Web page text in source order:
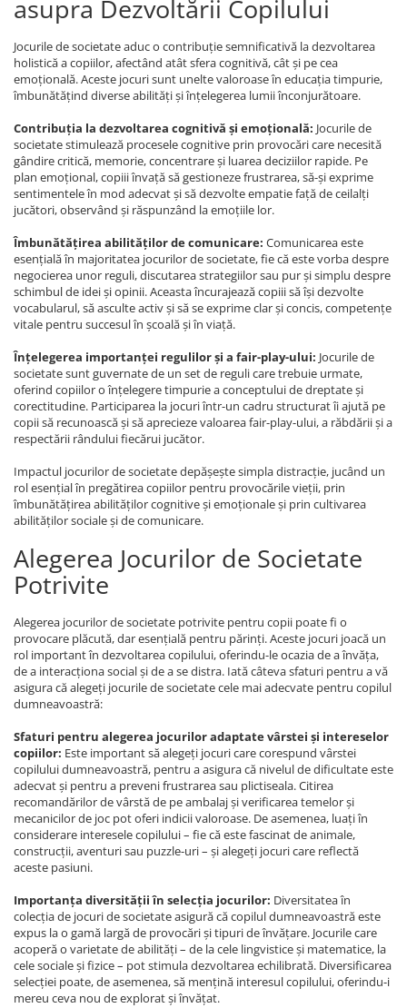
asupra Dezvoltării Copilului
Jocurile de societate aduc o contribuție semnificativă la dezvoltarea
holistică a copiilor, afectând atât sfera cognitivă, cât și pe cea
emoțională. Aceste jocuri sunt unelte valoroase în educația timpurie,
îmbunătățind diverse abilități și înțelegerea lumii înconjurătoare.
Contribuția la dezvoltarea cognitivă și emoțională: Jocurile de
societate stimulează procesele cognitive prin provocări care necesită
gândire critică, memorie, concentrare și luarea deciziilor rapide. Pe
plan emoțional, copiii învață să gestioneze frustrarea, să-și exprime
sentimentele în mod adecvat și să dezvolte empatie față de ceilalți
jucători, observând și răspunzând la emoțiile lor.
Îmbunătățirea abilităților de comunicare: Comunicarea este
esențială în majoritatea jocurilor de societate, fie că este vorba despre
negocierea unor reguli, discutarea strategiilor sau pur și simplu despre
schimbul de idei și opinii. Aceasta încurajează copiii să își dezvolte
vocabularul, să asculte activ și să se exprime clar și concis, competențe
vitale pentru succesul în școală și în viață.
Înțelegerea importanței regulilor și a fair-play-ului: Jocurile de
societate sunt guvernate de un set de reguli care trebuie urmate,
oferind copiilor o înțelegere timpurie a conceptului de dreptate și
corectitudine. Participarea la jocuri într-un cadru structurat îi ajută pe
copii să recunoască și să aprecieze valoarea fair-play-ului, a răbdării și a
respectării rândului fiecărui jucător.
Impactul jocurilor de societate depășește simpla distracție, jucând un
rol esențial în pregătirea copiilor pentru provocările vieții, prin
îmbunătățirea abilităților cognitive și emoționale și prin cultivarea
abilităților sociale și de comunicare.
Alegerea Jocurilor de Societate
Potrivite
Alegerea jocurilor de societate potrivite pentru copii poate fi o
provocare plăcută, dar esențială pentru părinți. Aceste jocuri joacă un
rol important în dezvoltarea copilului, oferindu-le ocazia de a învăța,
de a interacționa social și de a se distra. Iată câteva sfaturi pentru a vă
asigura că alegeți jocurile de societate cele mai adecvate pentru copilul
dumneavoastră:
Sfaturi pentru alegerea jocurilor adaptate vârstei și intereselor
copiilor: Este important să alegeți jocuri care corespund vârstei
copilului dumneavoastră, pentru a asigura că nivelul de dificultate este
adecvat și pentru a preveni frustrarea sau plictiseala. Citirea
recomandărilor de vârstă de pe ambalaj și verificarea temelor și
mecanicilor de joc pot oferi indicii valoroase. De asemenea, luați în
considerare interesele copilului – fie că este fascinat de animale,
construcții, aventuri sau puzzle-uri – și alegeți jocuri care reflectă
aceste pasiuni.
Importanța diversității în selecția jocurilor: Diversitatea în
colecția de jocuri de societate asigură că copilul dumneavoastră este
expus la o gamă largă de provocări și tipuri de învățare. Jocurile care
acoperă o varietate de abilități – de la cele lingvistice și matematice, la
cele sociale și fizice – pot stimula dezvoltarea echilibrată. Diversificarea
selecției poate, de asemenea, să mențină interesul copilului, oferindu-i
mereu ceva nou de explorat și învățat.